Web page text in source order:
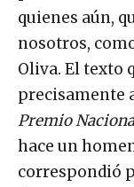
quienes aún,
nosotros,
Oliva. El texto
precisamente
Premio
hace un
correspondió